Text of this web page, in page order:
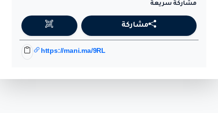
مشاركة سريعة
مشاركة
https://mani.ma/9RL